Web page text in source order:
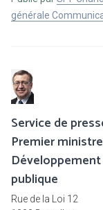
générale
Service de
Premier
publique
Rue de la Loi 12